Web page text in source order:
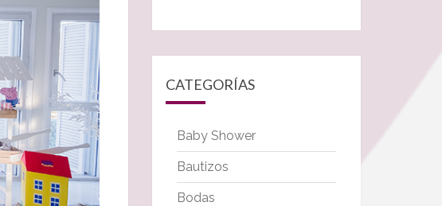
CATEGORÍAS
Baby Shower
Bautizos
Bodas